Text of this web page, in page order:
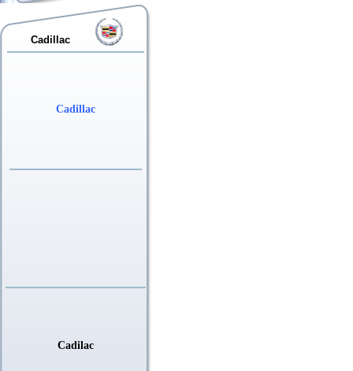
Cadillac
Cadillac
Cadilac